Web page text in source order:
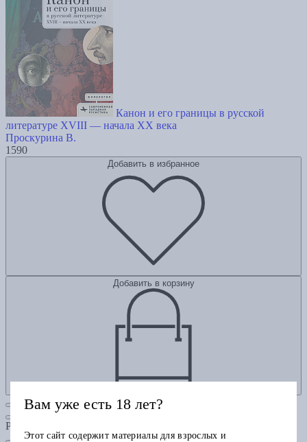
Канон и его границы в русской
литературе XVIII — начала XX века
Проскурина В.
1590
Добавить в избранное
Добавить в корзину
Рубрики
Вам уже есть 18 лет?
Этот сайт содержит материалы для взрослых и